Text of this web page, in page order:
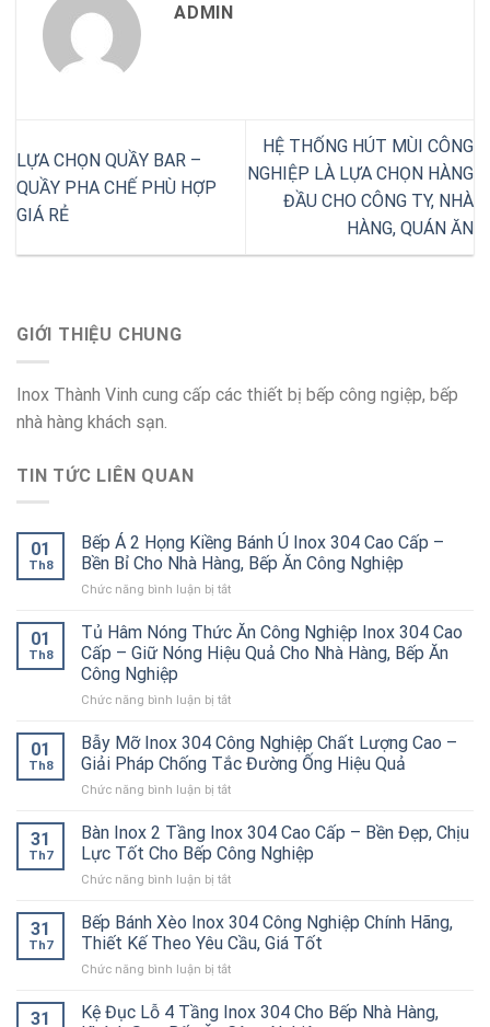
ADMIN
LỰA CHỌN QUẦY BAR –
QUẦY PHA CHẾ PHÙ HỢP
GIÁ RẺ
HỆ THỐNG HÚT MÙI CÔNG
NGHIỆP LÀ LỰA CHỌN HÀNG
ĐẦU CHO CÔNG TY, NHÀ
HÀNG, QUÁN ĂN
GIỚI THIỆU CHUNG
Inox Thành Vinh cung cấp các thiết bị bếp công ngiệp, bếp
nhà hàng khách sạn.
TIN TỨC LIÊN QUAN
01
Th8
Bếp Á 2 Họng Kiềng Bánh Ú Inox 304 Cao Cấp –
Bền Bỉ Cho Nhà Hàng, Bếp Ăn Công Nghiệp
Chức năng bình luận bị tắtở
Á
2
Họng
Bánh
Inox
304
Cấp
Bền
Bỉ
Nhà
Bếp
Ăn
01
Th8
Tủ Hâm Nóng Thức Ăn Công Nghiệp Inox 304 Cao
Cấp – Giữ Nóng Hiệu Quả Cho Nhà Hàng, Bếp Ăn
Công Nghiệp
Chức năng bình luận bị tắtở
Hâm
Nóng
Thức
Ăn
Nghiệp
Inox
304
Cao
–
Giữ
Cho
01
Th8
Bẫy Mỡ Inox 304 Công Nghiệp Chất Lượng Cao –
Giải Pháp Chống Tắc Đường Ống Hiệu Quả
Chức năng bình luận bị tắtở
Mỡ
Inox
304
Công
Chất
Lượng
–
Pháp
31
Th7
Bàn Inox 2 Tầng Inox 304 Cao Cấp – Bền Đẹp, Chịu
Lực Tốt Cho Bếp Công Nghiệp
Chức năng bình luận bị tắtở
Inox
2
Tầng
Inox
Cao
31
Th7
Bếp Bánh Xèo Inox 304 Công Nghiệp Chính Hãng,
Thiết Kế Theo Yêu Cầu, Giá Tốt
Chức năng bình luận bị tắtở
Bánh
31
Kệ Đục Lỗ 4 Tầng Inox 304 Cho Bếp Nhà Hàng,